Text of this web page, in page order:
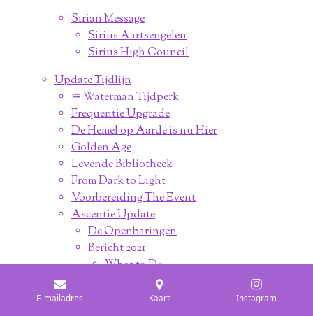
Sirian Message
Sirius Aartsengelen
Sirius High Council
Update Tijdlijn
♒︎ Waterman Tijdperk
Frequentie Upgrade
De Hemel op Aarde is nu Hier
Golden Age
Levende Bibliotheek
From Dark to Light
Voorbereiding The Event
Ascentie Update
De Openbaringen
Bericht 2021
What to Do
Update 2021
Energie Update
E-mailadres Kaart Instagram